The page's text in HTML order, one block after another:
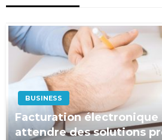
BUSINESS
Facturation électronique
attendre des solutions